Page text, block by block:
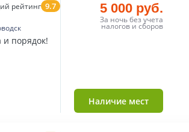
рейтинг 9.7
и порядок!
5 000 руб.
За ночь без учета
налогов и сборов
Наличие мест